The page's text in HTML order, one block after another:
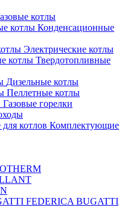
котлы
Конденсационные
Электрические котлы
Твердотопливные
Дизельные котлы
Пеллетные котлы
Газовые горелки
Комплектующие
FEDERICA BUGATTI